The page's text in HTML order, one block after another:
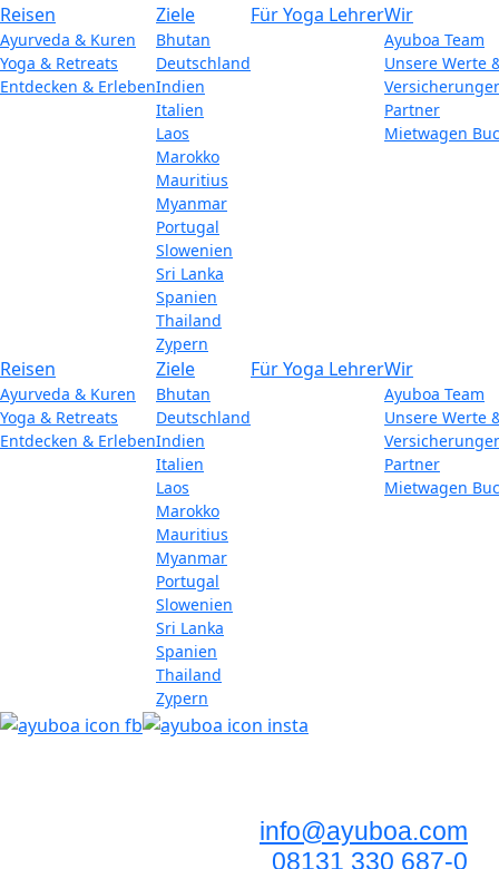
Reisen
Ayurveda & Kuren
Yoga & Retreats
Entdecken & Erleben
Ziele
Bhutan
Deutschland
Indien
Italien
Laos
Marokko
Mauritius
Myanmar
Portugal
Slowenien
Sri Lanka
Spanien
Thailand
Zypern
Für Yoga LehrerWir
Ayuboa Team
Unsere Werte
Partner
Mietwagen
Reisen
Ayurveda & Kuren
Yoga & Retreats
Entdecken & Erleben
Ziele
Bhutan
Deutschland
Indien
Italien
Laos
Marokko
Mauritius
Myanmar
Portugal
Slowenien
Sri Lanka
Spanien
Thailand
Zypern
Für Yoga LehrerWir
Ayuboa Team
Unsere Werte
Partner
Mietwagen
info@ayuboa.com
08131 330 687-0